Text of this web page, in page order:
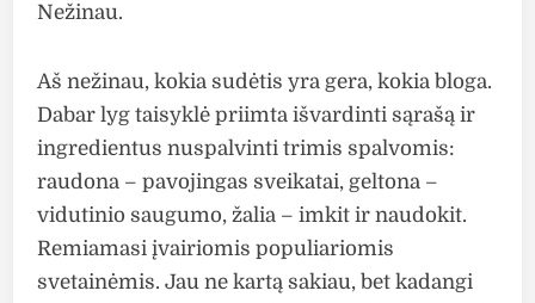
Nežinau.
Aš nežinau, kokia sudėtis yra gera, kokia bloga.
Dabar lyg taisyklė priimta išvardinti sąrašą ir
ingredientus nuspalvinti trimis spalvomis:
raudona – pavojingas sveikatai, geltona –
vidutinio saugumo, žalia – imkit ir naudokit.
Remiamasi įvairiomis populiariomis
svetainėmis. Jau ne kartą sakiau, bet kadangi